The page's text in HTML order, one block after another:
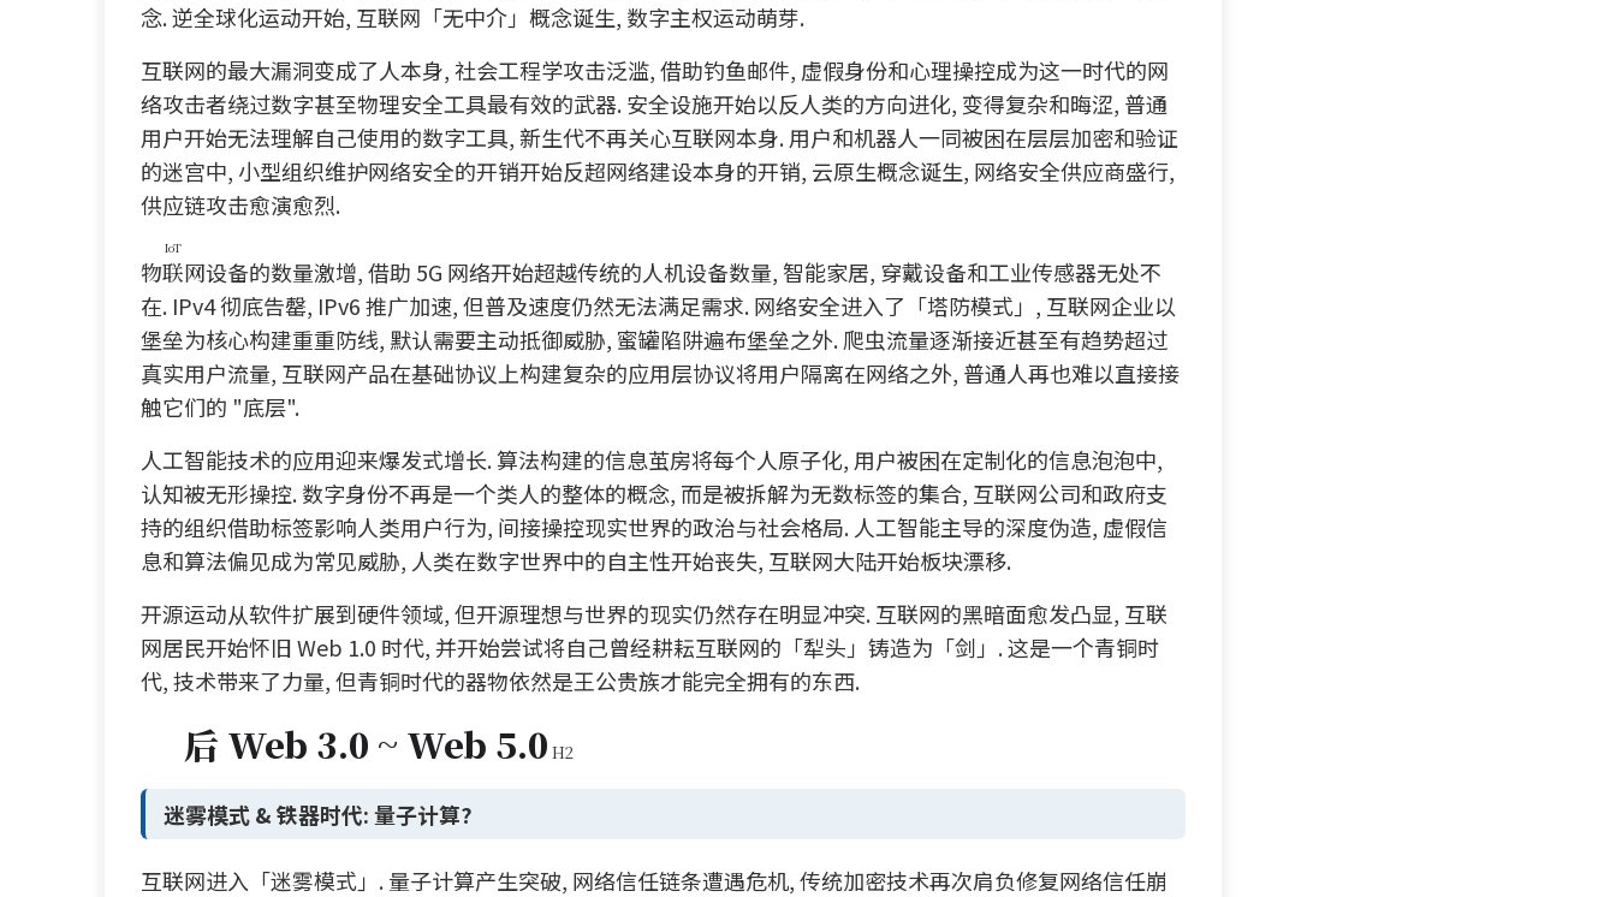
念. 逆全球化运动开始, 互联网「无中介」概念诞生, 数字主权运动萌芽.
互联网的最大漏洞变成了人本身, 社会工程学攻击泛滥, 借助钓鱼邮件, 虚假身份和心理操控成为这一时代的网
络攻击者绕过数字甚至物理安全工具最有效的武器. 安全设施开始以反人类的方向进化, 变得复杂和晦涩, 普通
用户开始无法理解自己使用的数字工具, 新生代不再关心互联网本身. 用户和机器人一同被困在层层加密和验证
的迷宫中, 小型组织维护网络安全的开销开始反超网络建设本身的开销, 云原生概念诞生, 网络安全供应商盛行,
供应链攻击愈演愈烈.
物联网
IoT
设备的数量激增, 借助 5G 网络开始超越传统的人机设备数量, 智能家居, 穿戴设备和工业传感器无处不
在. IPv4 彻底告罄, IPv6 推广加速, 但普及速度仍然无法满足需求. 网络安全进入了「塔防模式」, 互联网企业以
堡垒为核心构建重重防线, 默认需要主动抵御威胁, 蜜罐陷阱遍布堡垒之外. 爬虫流量逐渐接近甚至有趋势超过
真实用户流量, 互联网产品在基础协议上构建复杂的应用层协议将用户隔离在网络之外, 普通人再也难以直接接
触它们的 "底层".
人工智能技术的应用迎来爆发式增长. 算法构建的信息茧房将每个人原子化, 用户被困在定制化的信息泡泡中,
认知被无形操控. 数字身份不再是一个类人的整体的概念, 而是被拆解为无数标签的集合, 互联网公司和政府支
持的组织借助标签影响人类用户行为, 间接操控现实世界的政治与社会格局. 人工智能主导的深度伪造, 虚假信
息和算法偏见成为常见威胁, 人类在数字世界中的自主性开始丧失, 互联网大陆开始板块漂移.
开源运动从软件扩展到硬件领域, 但开源理想与世界的现实仍然存在明显冲突. 互联网的黑暗面愈发凸显, 互联
网居民开始怀旧 Web 1.0 时代, 并开始尝试将自己曾经耕耘互联网的「犁头」铸造为「剑」. 这是一个青铜时
代, 技术带来了力量, 但青铜时代的器物依然是王公贵族才能完全拥有的东西.
后 Web 3.0 ~ Web 5.0
迷雾模式 & 铁器时代: 量子计算?
互联网进入「迷雾模式」. 量子计算产生突破, 网络信任链条遭遇危机, 传统加密技术再次肩负修复网络信任崩